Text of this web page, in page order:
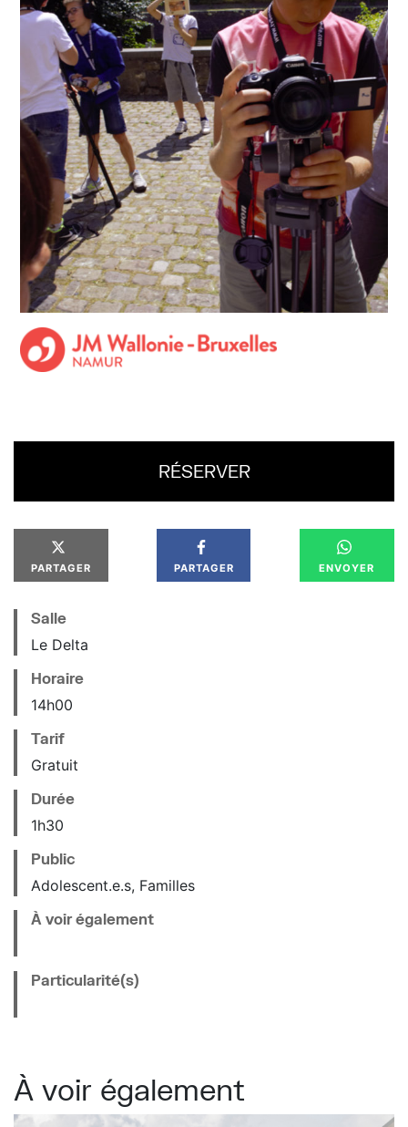
RÉSERVER
PARTAGER PARTAGER ENVOYER
Salle
Le Delta
Horaire
14h00
Tarif
Gratuit
Durée
1h30
Public
Adolescent.e.s, Familles
À voir également
Particularité(s)
À voir également